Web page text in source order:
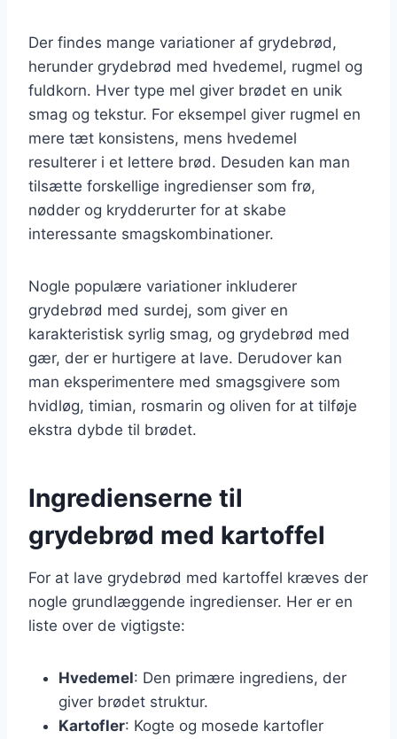
Der findes mange variationer af grydebrød,
herunder grydebrød med hvedemel, rugmel og
fuldkorn. Hver type mel giver brødet en unik
smag og tekstur. For eksempel giver rugmel en
mere tæt konsistens, mens hvedemel
resulterer i et lettere brød. Desuden kan man
tilsætte forskellige ingredienser som frø,
nødder og krydderurter for at skabe
interessante smagskombinationer.
Nogle populære variationer inkluderer
grydebrød med surdej, som giver en
karakteristisk syrlig smag, og grydebrød med
gær, der er hurtigere at lave. Derudover kan
man eksperimentere med smagsgivere som
hvidløg, timian, rosmarin og oliven for at tilføje
ekstra dybde til brødet.
Ingredienserne til
grydebrød med kartoffel
For at lave grydebrød med kartoffel kræves der
nogle grundlæggende ingredienser. Her er en
liste over de vigtigste:
Hvedemel: Den primære ingrediens, der
giver brødet struktur.
Kartofler: Kogte og mosede kartofler